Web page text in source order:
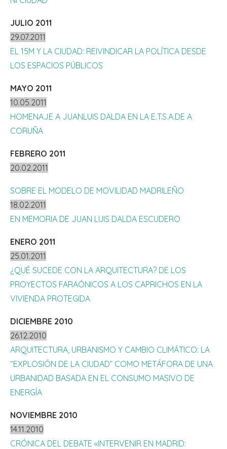
JULIO 2011
29.07.2011
EL 15M Y LA CIUDAD: REIVINDICAR LA POLÍTICA DESDE
LOS ESPACIOS PÚBLICOS
MAYO 2011
10.05.2011
HOMENAJE A JUANLUIS DALDA EN LA E.T.S.A.DE A
CORUÑA
FEBRERO 2011
20.02.2011
SOBRE EL MODELO DE MOVILIDAD MADRILEÑO
18.02.2011
EN MEMORIA DE JUAN LUIS DALDA ESCUDERO
ENERO 2011
25.01.2011
¿QUÉ SUCEDE CON LA ARQUITECTURA? DE LOS
PROYECTOS FARAÓNICOS A LOS CAPRICHOS EN LA
VIVIENDA PROTEGIDA
DICIEMBRE 2010
26.12.2010
ARQUITECTURA, URBANISMO Y CAMBIO CLIMÁTICO: LA
“EXPLOSIÓN DE LA CIUDAD” COMO METÁFORA DE UNA
URBANIDAD BASADA EN EL CONSUMO MASIVO DE
ENERGÍA
NOVIEMBRE 2010
14.11.2010
CRÓNICA DEL DEBATE «INTERVENIR EN MADRID: